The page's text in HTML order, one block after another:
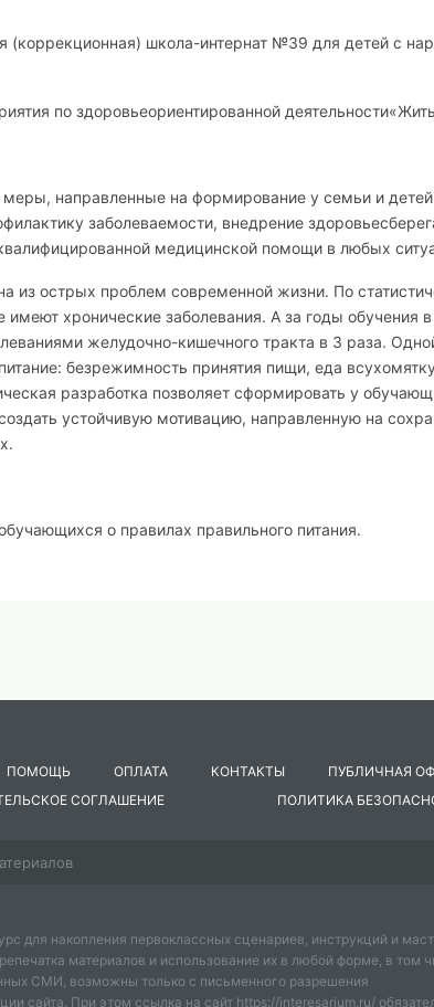
школа-интернат №39 для детей с
по здоровьеориентированной деятельности
направленные на формирование у семьи и детей
заболеваемости, внедрение
медицинской помощи в любых
из острых проблем современной жизни. По
хронические заболевания. А за годы обучения
желудочно-кишечного тракта в 3 раза.
безрежимность принятия пищи, еда
разработка позволяет сформировать у
устойчивую мотивацию, направленную на
о правилах правильного питания.
состоянием своего здоровья;
уважительное отношение к продуктам питания.
обучающихся; обогащение словарного запаса
отвечать на вопросы.
ПОМОЩЬ ОПЛАТА КОНТАКТЫ
ПУБЛИЧНАЯ
СОГЛАШЕНИЕ
ПОЛИТИКА
для накопления первоклассных сценариев, инструкций и
материалов и использование их в любой форме, в том
СМИ, возможны только с письменного разрешения
сайта. При этом ссылка на сайт https://interesarium.ru/